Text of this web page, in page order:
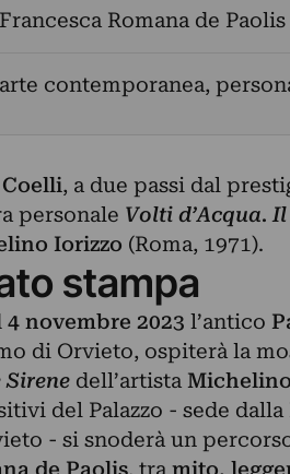
Francesca Romana de Paolis
arte contemporanea,
Coelli, a due passi dal
personale Volti d’Acqua.
Iorizzo (Roma, 1971).
stampa
novembre 2023 l’antico
di Orvieto, ospiterà la
dell’artista
del Palazzo - sede dalla
- si snoderà un